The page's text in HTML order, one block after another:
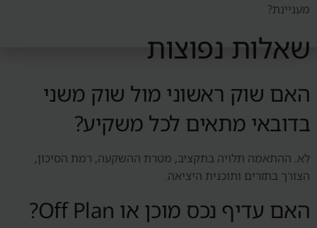
מעניינת?
שאלות נפוצות
האם שוק ראשוני מול שוק משני
בדובאי מתאים לכל משקיע?
לא. ההתאמה תלויה בתקציב, מטרת ההשקעה, רמת הסיכון,
הצורך בתזרים ותוכנית היציאה.
האם עדיף נכס מוכן או Off Plan?